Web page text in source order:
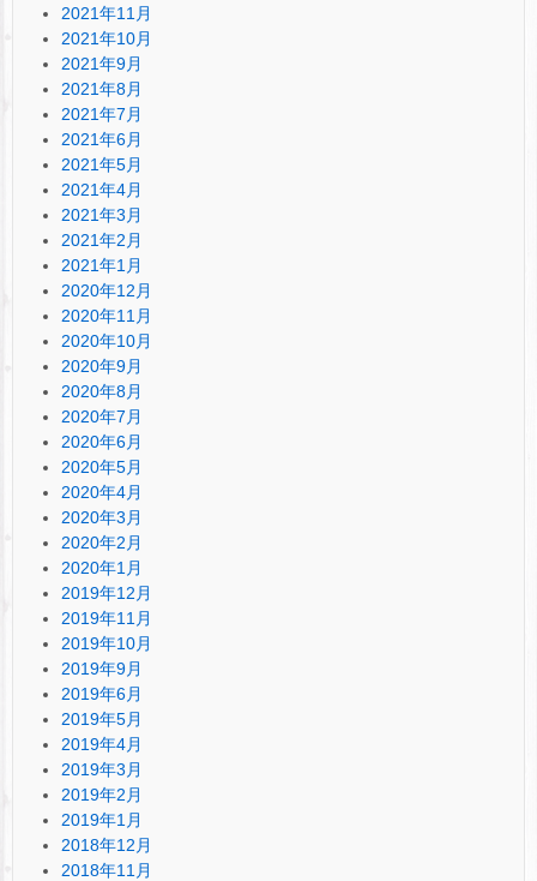
2021年11月
2021年10月
2021年9月
2021年8月
2021年7月
2021年6月
2021年5月
2021年4月
2021年3月
2021年2月
2021年1月
2020年12月
2020年11月
2020年10月
2020年9月
2020年8月
2020年7月
2020年6月
2020年5月
2020年4月
2020年3月
2020年2月
2020年1月
2019年12月
2019年11月
2019年10月
2019年9月
2019年6月
2019年5月
2019年4月
2019年3月
2019年2月
2019年1月
2018年12月
2018年11月